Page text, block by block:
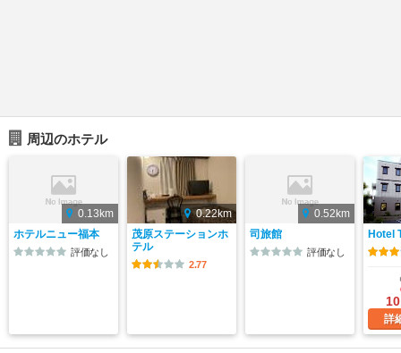
周辺のホテル
0.13km
ホテルニュー福本
評価なし
0.22km
茂原ステーションホ
テル
2.77
0.52km
司旅館
評価なし
Hotel
詳